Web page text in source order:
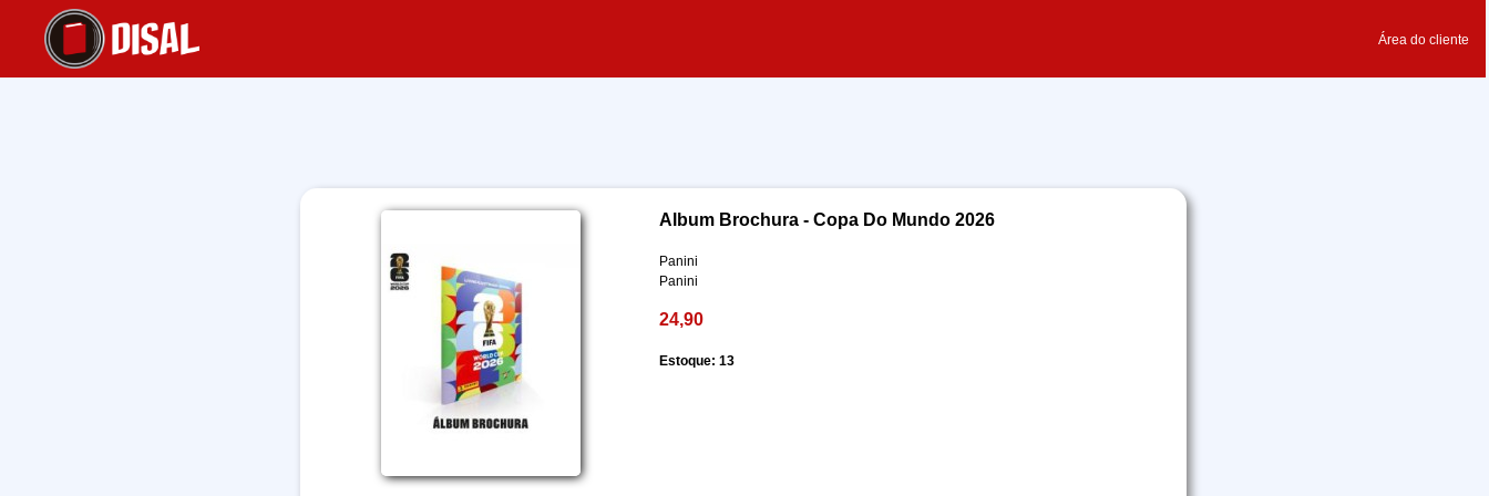
Área do cliente
Album Brochura - Copa Do Mundo 2026
Panini
Panini
24,90
Estoque: 13